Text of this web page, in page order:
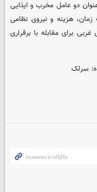
دو عامل مخرب و ایذایی
هزینه و نیروی نظامی
برای مقابله با برقراری
سرلک